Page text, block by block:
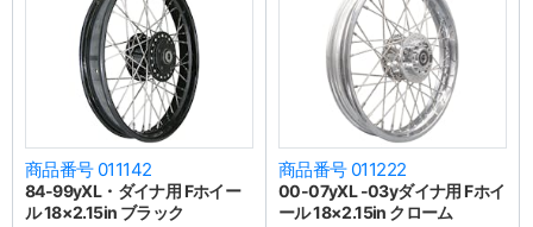
商品番号 011142
84-99yXL・ダイナ用 Fホイー
ル 18×2.15in ブラック
商品番号 011222
00-07yXL -03yダイナ用 Fホイ
ール 18×2.15in クローム